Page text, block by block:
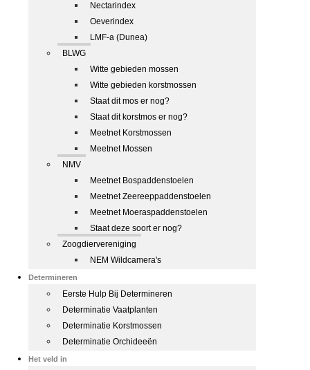
Nectarindex
Oeverindex
LMF-a (Dunea)
BLWG
Witte gebieden mossen
Witte gebieden korstmossen
Staat dit mos er nog?
Staat dit korstmos er nog?
Meetnet Korstmossen
Meetnet Mossen
NMV
Meetnet Bospaddenstoelen
Meetnet Zeereeppaddenstoelen
Meetnet Moeraspaddenstoelen
Staat deze soort er nog?
Zoogdiervereniging
NEM Wildcamera's
Determineren
Eerste Hulp Bij Determineren
Determinatie Vaatplanten
Determinatie Korstmossen
Determinatie Orchideeën
Het veld in